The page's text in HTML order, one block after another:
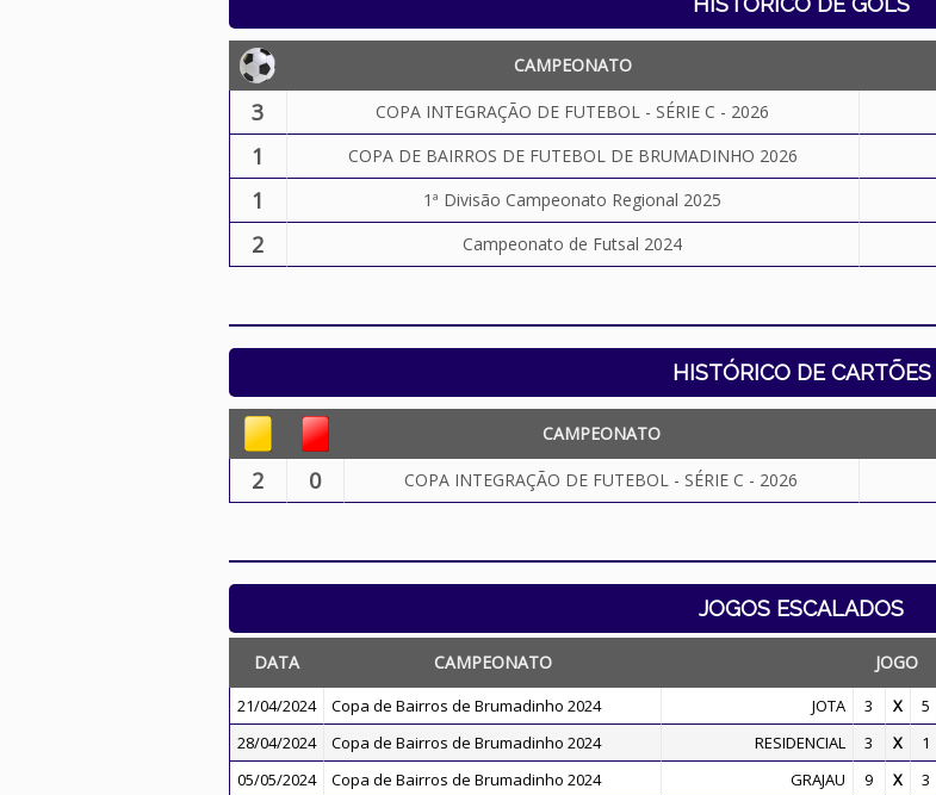
CAMPEONATO
3 COPA INTEGRAÇÃO DE FUTEBOL - SÉRIE C - 2026
1 COPA DE BAIRROS DE FUTEBOL DE BRUMADINHO 2026
1 1ª Divisão Campeonato Regional 2025
2 Campeonato de Futsal 2024
HISTÓRICO DE CARTÕES
CAMPEONATO
2 0 COPA INTEGRAÇÃO DE FUTEBOL - SÉRIE C - 2026
JOGOS ESCALADOS
DATA CAMPEONATO JOGO
21/04/2024 Copa de Bairros de Brumadinho 2024 JOTA 3 X 5
28/04/2024
Copa de Bairros de Brumadinho 2024 RESIDENCIAL 3 X 1
05/05/2024
Copa de Bairros de Brumadinho 2024 GRAJAU 9 X 3